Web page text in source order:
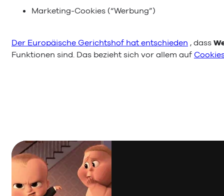
Marketing-Cookies (“Werbung”)
Der Europäische Gerichtshof hat entschieden , dass
Funktionen sind. Das bezieht sich vor allem auf